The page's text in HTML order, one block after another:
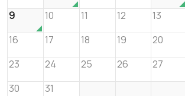
9
10 11 12 13
16
17 18 19 20
23
24 25 26 27
30
31